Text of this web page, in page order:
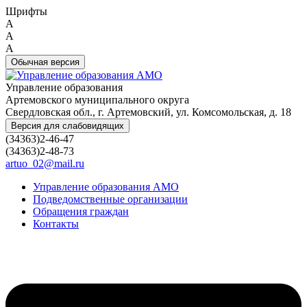
Шрифты
A
A
A
Обычная версия
Управление образования
Артемовского муниципального округа
Свердловская обл., г. Артемовский, ул. Комсомольская, д. 18
Версия для слабовидящих
(34363)2-46-47
(34363)2-48-73
artuo_02@mail.ru
Управление образования АМО
Подведомственные организации
Обращения граждан
Контакты